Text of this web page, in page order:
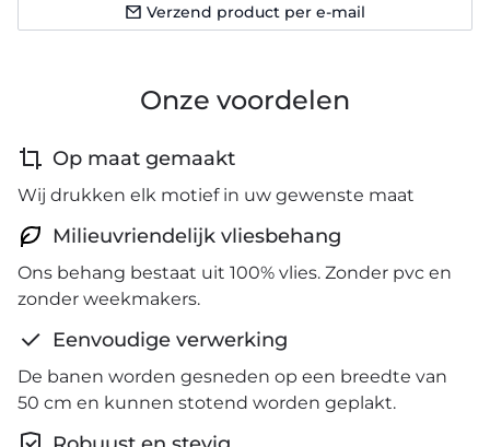
Verzend product per e-mail
Onze voordelen
Op maat gemaakt
Wij drukken elk motief in uw gewenste maat
Milieuvriendelijk vliesbehang
Ons behang bestaat uit 100% vlies. Zonder pvc en
zonder weekmakers.
Eenvoudige verwerking
De banen worden gesneden op een breedte van
50 cm en kunnen stotend worden geplakt.